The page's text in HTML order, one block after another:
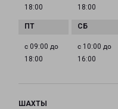
18:00
18:00
с 09:00 до
18:00
с 10:00 до
16:00
ШАХТЫ